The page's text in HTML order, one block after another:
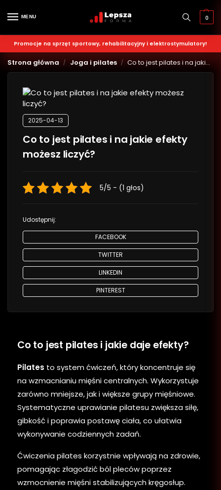
MENU 0
Promocje na sprzęt sportowy, rehabilitacyjny i elektrostymulatory!
Strona główna / Joga i pilates / Co to jest pilates i na jakie efekty możesz liczyć?
2025-04-13
Co to jest pilates i na jakie efekty
możesz liczyć?
5/5 - (1 głos)
Udostępnij:
FACEBOOK
TWITTER
LINKEDIN
PINTEREST
Co to jest pilates i jakie daje efekty?
Pilates to system ćwiczeń, który koncentruje się
na wzmacnianiu mięśni centralnych. Wykorzystuje
zarówno mniejsze, jak i większe grupy mięśniowe.
Systematyczne uprawianie pilatesu zwiększa siłę,
gibkość i poprawia postawę ciała, co ułatwia
wykonywanie codziennych zadań.
Ćwiczenia pilates korzystnie wpływają na zdrowie,
pomagając złagodzić ból pleców poprzez
wzmocnienie mięśni stabilizujących kręgosłup.